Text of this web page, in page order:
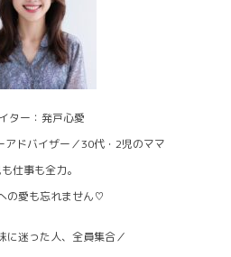
ター：発戸心愛
アドバイザー／30代・2児のママ
仕事も全力。
の愛も忘れません♡
に迷った人、全員集合／